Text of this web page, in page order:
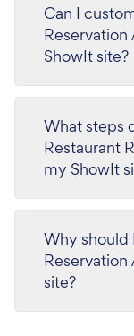
Can I
ShowIt site?
What steps
Restaurant
my ShowIt
Why should
site?